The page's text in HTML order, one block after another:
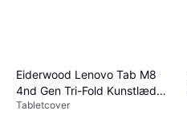
Eiderwood Lenovo Tab M8
4nd Gen Tri-Fold Kunstlæder
Flip Cover
Tabletcover